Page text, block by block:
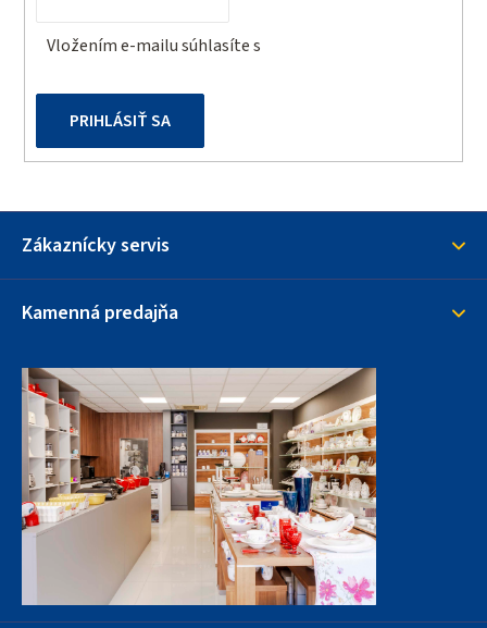
Vložením e-mailu súhlasíte s
PRIHLÁSIŤ SA
Zákaznícky servis
Kamenná predajňa